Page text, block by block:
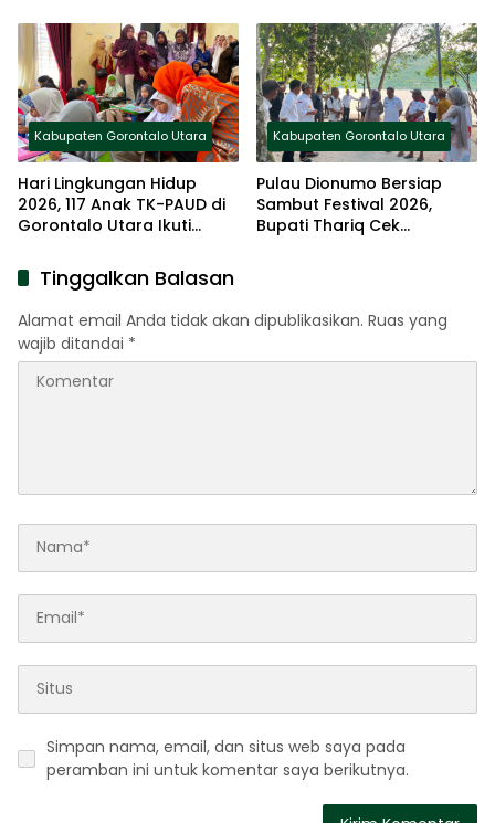
Kabupaten Gorontalo Utara
Hari Lingkungan Hidup
2026, 117 Anak TK-PAUD di
Gorontalo Utara Ikuti
Kabupaten Gorontalo Utara
Pulau Dionumo Bersiap
Sambut Festival 2026,
Bupati Thariq Cek
Tinggalkan Balasan
Alamat email Anda tidak akan dipublikasikan. Ruas yang
wajib ditandai *
Simpan nama, email, dan situs web saya pada
peramban ini untuk komentar saya berikutnya.